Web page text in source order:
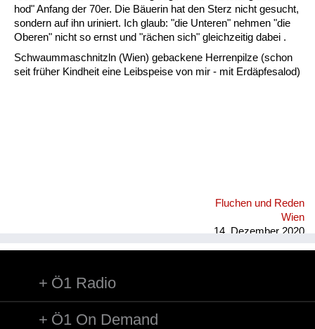
hod" Anfang der 70er. Die Bäuerin hat den Sterz nicht gesucht,
sondern auf ihn uriniert. Ich glaub: "die Unteren" nehmen "die
Oberen" nicht so ernst und "rächen sich" gleichzeitig dabei .
Schwaummaschnitzln (Wien) gebackene Herrenpilze (schon
seit früher Kindheit eine Leibspeise von mir - mit Erdäpfesalod)
Fluchen und Reden
Wien
14. Dezember 2020
Ö1 Radio
Ö1 On Demand